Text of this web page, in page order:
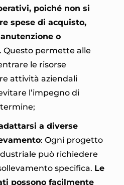
poiché non si
spese di acquisto,
o
Questo permette alle
le risorse
attività aziendali
l’impegno di
a diverse
: Ogni progetto
può richiedere
specifica. Le
possono facilmente